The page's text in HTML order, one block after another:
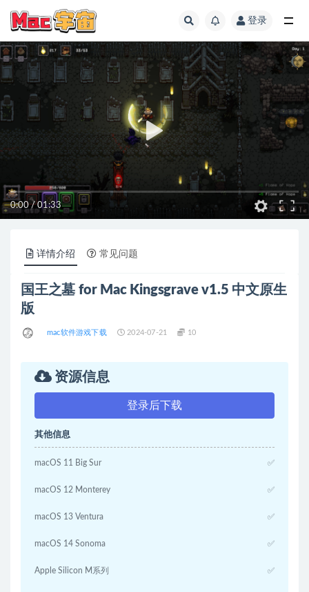
登录
0:00/01:33
详情介绍 常见问题
国王之墓 for Mac Kingsgrave v1.5 中文原生
版
mac软件游戏下载 2024-07-21 10
资源信息
登录后下载
其他信息
macOS 11 Big Sur ✅
macOS 12 Monterey ✅
macOS 13 Ventura ✅
macOS 14 Sonoma ✅
Apple Silicon M系列 ✅